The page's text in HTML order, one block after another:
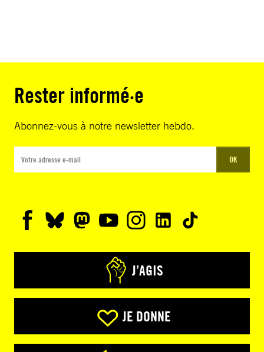
Rester informé·e
Abonnez-vous à notre newsletter hebdo.
OK
J’AGIS
JE DONNE